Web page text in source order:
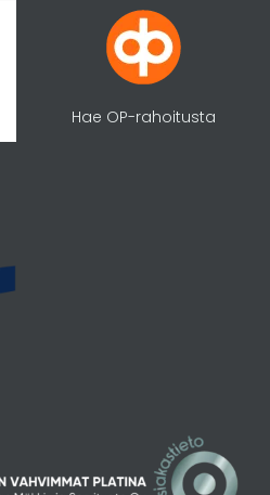
Hae OP-rahoitusta